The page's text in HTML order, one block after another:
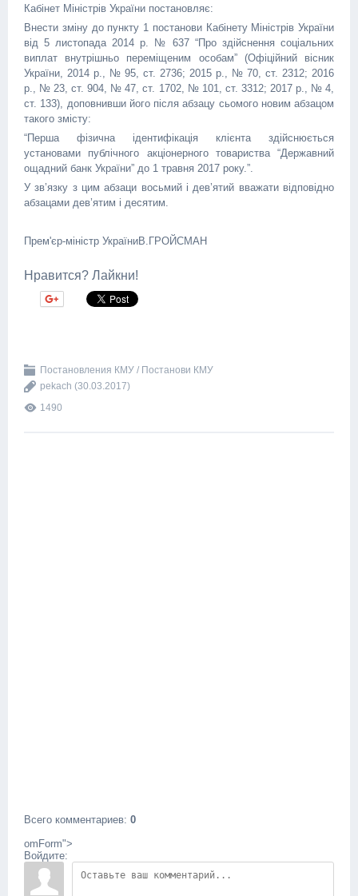
Кабінет Міністрів України постановляє:
Внести зміну до пункту 1 постанови Кабінету Міністрів України
від 5 листопада 2014 р. № 637 “Про здійснення соціальних
виплат внутрішньо переміщеним особам” (Офіційний вісник
України, 2014 р., № 95, ст. 2736; 2015 р., № 70, ст. 2312; 2016
р., № 23, ст. 904, № 47, ст. 1702, № 101, ст. 3312; 2017 р., № 4,
ст. 133), доповнивши його після абзацу сьомого новим абзацом
такого змісту:
“Перша фізична ідентифікація клієнта здійснюється
установами публічного акціонерного товариства “Державний
ощадний банк України” до 1 травня 2017 року.”.
У зв’язку з цим абзаци восьмий і дев’ятий вважати відповідно
абзацами дев’ятим і десятим.
Прем'єр-міністр УкраїниВ.ГРОЙСМАН
Нравится? Лайкни!
Постановления КМУ / Постанови КМУ
pekach (30.03.2017)
1490
Всего комментариев: 0
omForm">
Войдите: